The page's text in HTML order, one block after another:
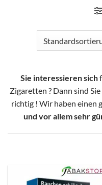
Sie interessieren sich
Zigaretten ? Dann sind Sie
richtig ! Wir haben einen
und vor allem sehr